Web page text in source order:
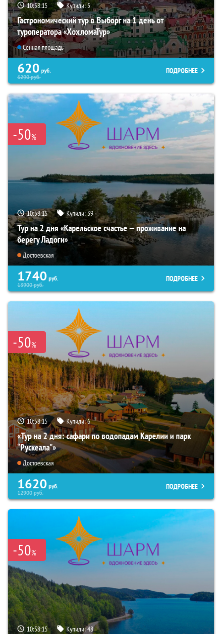
10:58:14 Купили:5
Гастрономический тур в Выборг на 1 день от
туроператора «ХохломаТур»
Сенная площадь
620 руб.
6290руб.
ПОДРОБНЕЕ
-50%
10:58:14 Купили:39
Тур на 2 дня «Карельское счастье — проживание на
берегу Ладоги»
Достоевская
1740 руб.
13900руб.
ПОДРОБНЕЕ
-50%
10:58:14 Купили:6
«Тур на 2 дня: сафари по водопадам Карелии и парк
“Рускеала"»
Достоевская
1620 руб.
12900руб.
ПОДРОБНЕЕ
-50%
10:58:14 Купили:48